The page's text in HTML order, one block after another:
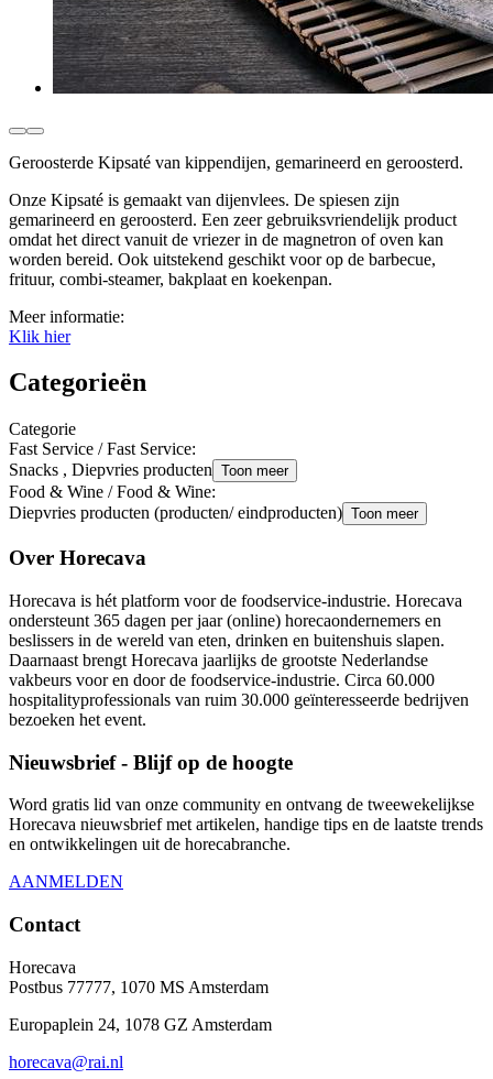
Geroosterde Kipsaté van kippendijen, gemarineerd en geroosterd.
Onze Kipsaté is gemaakt van dijenvlees. De spiesen zijn
gemarineerd en geroosterd. Een zeer gebruiksvriendelijk product
omdat het direct vanuit de vriezer in de magnetron of oven kan
worden bereid. Ook uitstekend geschikt voor op de barbecue,
frituur, combi-steamer, bakplaat en koekenpan.
Meer informatie:
Klik hier
Categorieën
Categorie
Fast Service / Fast Service:
Snacks , Diepvries producten Toon meer
Food & Wine / Food & Wine:
Diepvries producten (producten/ eindproducten) Toon meer
Over Horecava
Horecava is hét platform voor de foodservice-industrie. Horecava
ondersteunt 365 dagen per jaar (online) horecaondernemers en
beslissers in de wereld van eten, drinken en buitenshuis slapen.
Daarnaast brengt Horecava jaarlijks de grootste Nederlandse
vakbeurs voor en door de foodservice-industrie. Circa 60.000
hospitalityprofessionals van ruim 30.000 geïnteresseerde bedrijven
bezoeken het event.
Nieuwsbrief - Blijf op de hoogte
Word gratis lid van onze community en ontvang de tweewekelijkse
Horecava nieuwsbrief met artikelen, handige tips en de laatste trends
en ontwikkelingen uit de horecabranche.
AANMELDEN
Contact
Horecava
Postbus 77777, 1070 MS Amsterdam
Europaplein 24, 1078 GZ Amsterdam
horecava@rai.nl